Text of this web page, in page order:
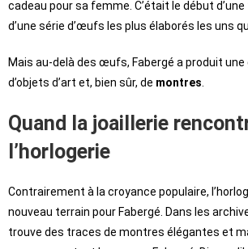
cadeau pour sa femme. C’était le début
d’une série d’œufs les plus élaborés les uns
Mais au-delà des œufs, Fabergé a produit une
d’objets d’art et, bien sûr, de montres
Quand la joaillerie
l’horlogerie
Contrairement à la croyance populaire,
nouveau terrain pour Fabergé. Dans les
trouve des traces de montres élégantes et